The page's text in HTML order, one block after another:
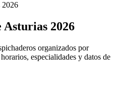
2026
Asturias 2026
organizados por
especialidades y datos de